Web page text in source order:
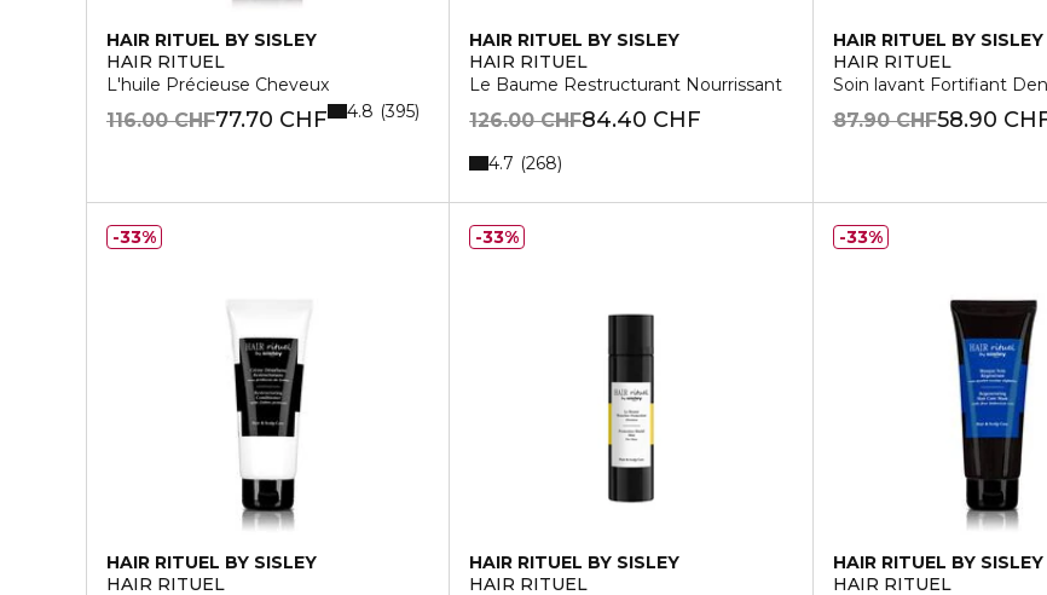
HAIR RITUEL BY SISLEY
HAIR RITUEL
L'huile Précieuse Cheveux
77.70 CHF
116.00 CHF 4.8 395
HAIR RITUEL BY SISLEY
HAIR RITUEL
Le Baume Restructurant Nourrissant
84.40 CHF
126.00 CHF
4.7 268
HAIR RITUEL BY SISLEY
HAIR RITUEL
Soin lavant Fortifiant
58.90
87.90 CHF
HAIR RITUEL BY SISLEY
HAIR RITUEL
33%
HAIR RITUEL BY SISLEY
HAIR RITUEL
33%
HAIR RITUEL BY SISLEY
HAIR RITUEL
33%